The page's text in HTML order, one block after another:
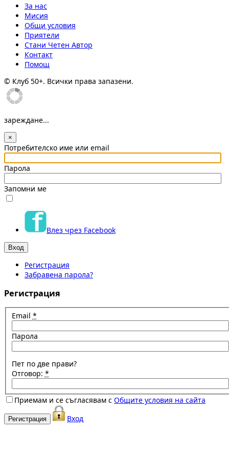
За нас
Мисия
Общи условия
Приятели
Стани Четен Автор
Контакт
Помощ
© Клуб 50+. Всички права запазени.
зареждане...
×
Потребителско име или email
Парола
Запомни ме
Влез чрез Facebook
Регистрация
Забравена парола?
Регистрация
Email *
Парола
Пет по две прави?
Отговор: *
Приемам и се съгласявам с Общите условия на сайта
Вход